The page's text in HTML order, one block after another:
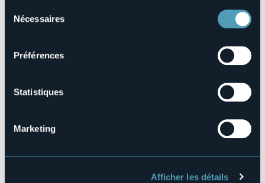
manière de les gérer et de les supprimer,
cliquez ici
Nécessaires
Préférences
Statistiques
Marketing
Afficher les détails
E-mail
Site Internet
https://visitarona.it/eventi